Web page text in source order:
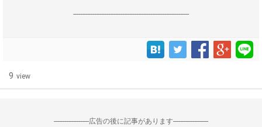
------------------------------------------------------------------
9 view
--------------------広告の後に記事があります--------------------